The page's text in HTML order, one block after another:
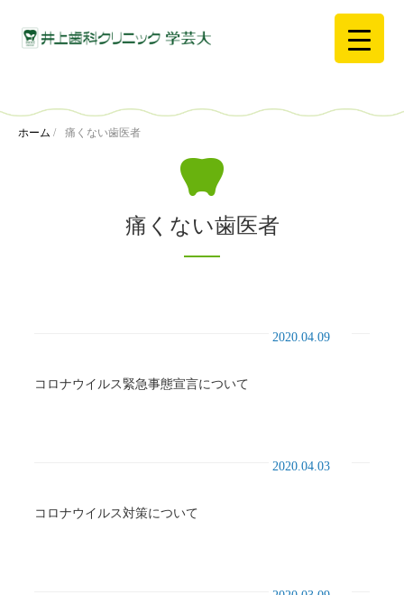
ホーム / 痛くない歯医者
痛くない歯医者
2020.04.09
コロナウイルス緊急事態宣言について
2020.04.03
コロナウイルス対策について